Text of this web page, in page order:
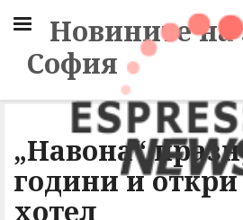
Новините на
София
„Навона“
години и
хотел